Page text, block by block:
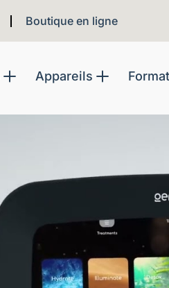
Boutique en ligne
Appareils